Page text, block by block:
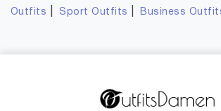
Outfits
Sport Outfits Business